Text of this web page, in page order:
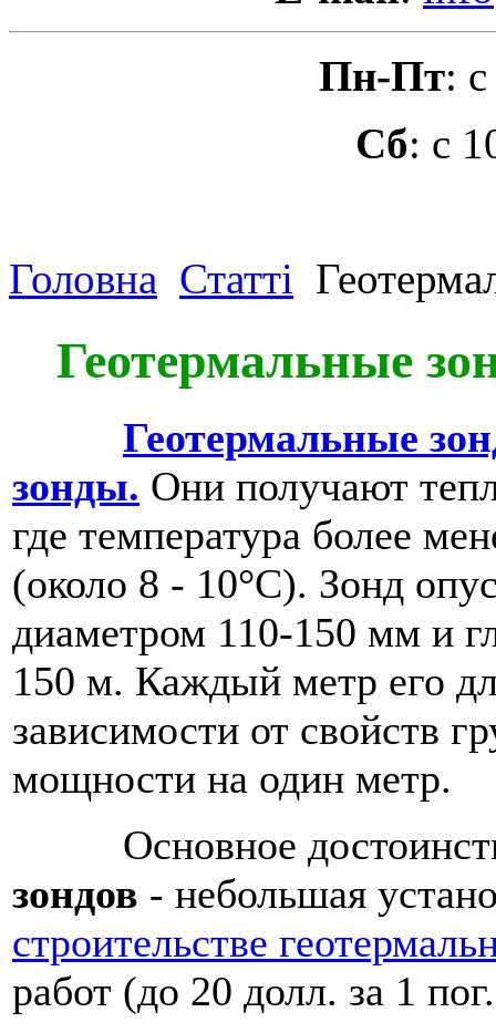
Пн-Пт:
Сб: с
Головна Статті
Геотермальные
Геотермальные
зонды. Они получают
где температура более
(около 8 - 10°С). Зонд
диаметром 110-150 мм и
150 м. Каждый метр его
зависимости от свойств
мощности на один метр.
Основное
зондов - небольшая
строительстве
работ (до 20 долл. за 1